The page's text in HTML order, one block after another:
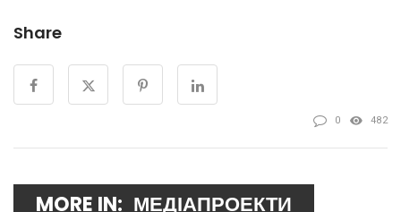
Share
0 482
MORE IN: МЕДІАПРОЕКТИ